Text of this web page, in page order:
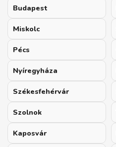
Budapest
Miskolc
Pécs
Nyíregyháza
Székesfehérvár
Szolnok
Kaposvár